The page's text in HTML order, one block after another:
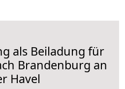
als Beiladung für
Brandenburg an
Havel